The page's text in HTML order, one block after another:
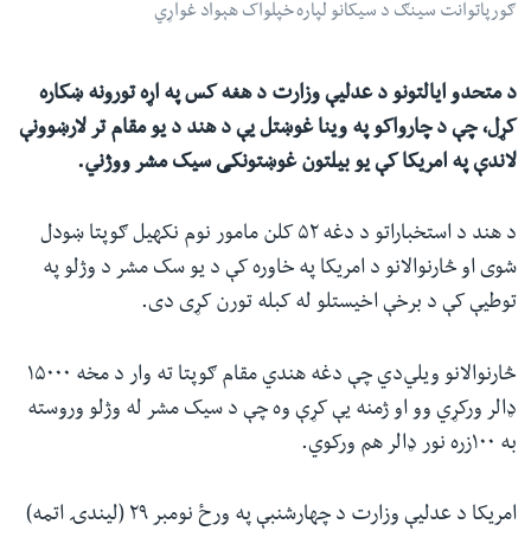
ګورپاتوانت سینګ د سیکانو لپاره خپلواک هېواد غواړي
د متحدو ایالتونو د عدلیې وزارت د هغه کس په اړه تورونه ښکاره
کړل، چې د چارواکو په وینا غوښتل یې د هند د یو مقام تر لارښوونې
لاندې په امریکا کې یو بیلتون غوښتونکی سیک مشر ووژني.
د هند د استخباراتو د دغه ۵۲ کلن مامور نوم نکهیل ګوپتا ښودل
شوی او څارنوالانو د امریکا په خاوره کې د یو سک مشر د وژلو په
توطیې کې د برخې اخیستلو له کبله تورن کړی دی.
څارنوالانو ویلي‌دي چې دغه هندي مقام ګوپتا ته وار د مخه ۱۵۰۰۰
ډالر ورکړي وو او ژمنه یې کړې وه چې د سیک مشر له وژلو وروسته
به ۱۰۰زره نور ډالر هم ورکوي.
امریکا د عدلیې وزارت د چهارشنبې په ورځ نومبر ۲۹ (لیندۍ اتمه)